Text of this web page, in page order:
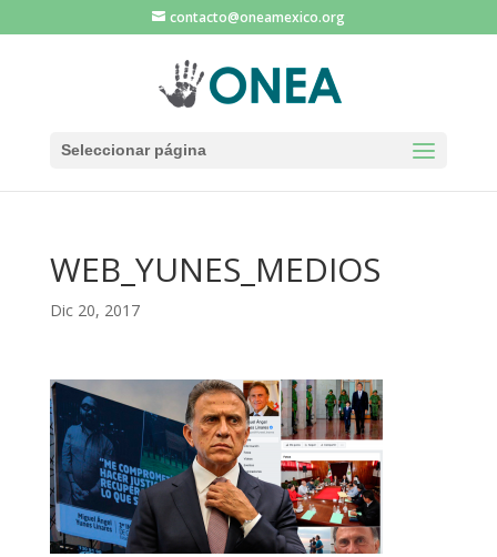
contacto@oneamexico.org
Seleccionar página
WEB_YUNES_MEDIOS
Dic 20, 2017